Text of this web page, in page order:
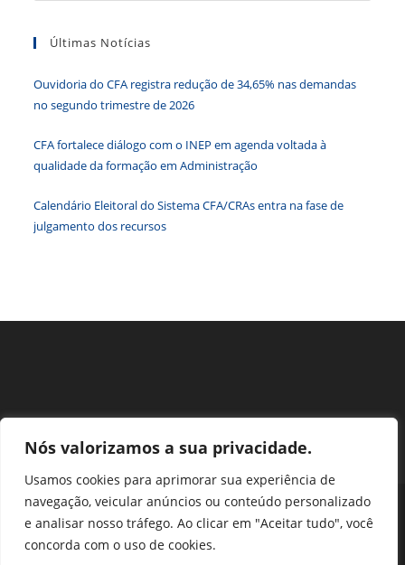
Nós valorizamos a sua privacidade.
Usamos cookies para aprimorar sua experiência de
navegação, veicular anúncios ou conteúdo personalizado
e analisar nosso tráfego. Ao clicar em "Aceitar tudo", você
concorda com o uso de cookies.
k
Últimas Notícias
Ouvidoria do CFA registra redução de 34,65% nas demandas
no segundo trimestre de 2026
CFA fortalece diálogo com o INEP em agenda voltada à
qualidade da formação em Administração
Calendário Eleitoral do Sistema CFA/CRAs entra na fase de
julgamento dos recursos
Perguntas Frequentes
Ouvidoria
Transparência e prestação de contas
Assessoria de Imprensa